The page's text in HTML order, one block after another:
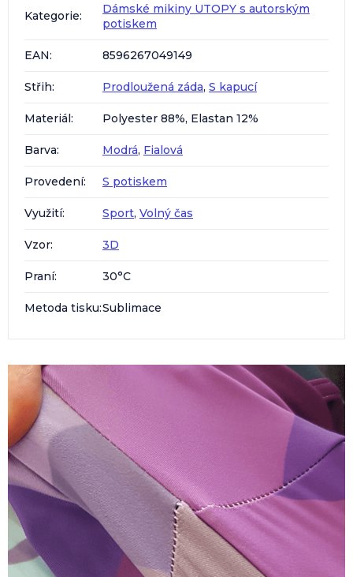
Kategorie:
Dámské mikiny UTOPY s autorským
potiskem
EAN: 8596267049149
Střih: Prodloužená záda, S kapucí
Materiál: Polyester 88%, Elastan 12%
Barva: Modrá, Fialová
Provedení: S potiskem
Využití: Sport, Volný čas
Vzor: 3D
Praní: 30°C
Metoda tisku:Sublimace